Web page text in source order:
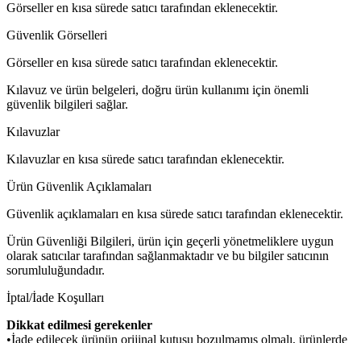
Görseller en kısa sürede satıcı tarafından eklenecektir.
Güvenlik Görselleri
Görseller en kısa sürede satıcı tarafından eklenecektir.
Kılavuz ve ürün belgeleri, doğru ürün kullanımı için önemli
güvenlik bilgileri sağlar.
Kılavuzlar
Kılavuzlar en kısa sürede satıcı tarafından eklenecektir.
Ürün Güvenlik Açıklamaları
Güvenlik açıklamaları en kısa sürede satıcı tarafından eklenecektir.
Ürün Güvenliği Bilgileri, ürün için geçerli yönetmeliklere uygun
olarak satıcılar tarafından sağlanmaktadır ve bu bilgiler satıcının
sorumluluğundadır.
İptal/İade Koşulları
Dikkat edilmesi gerekenler
•İade edilecek ürünün orijinal kutusu bozulmamış olmalı, ürünlerde